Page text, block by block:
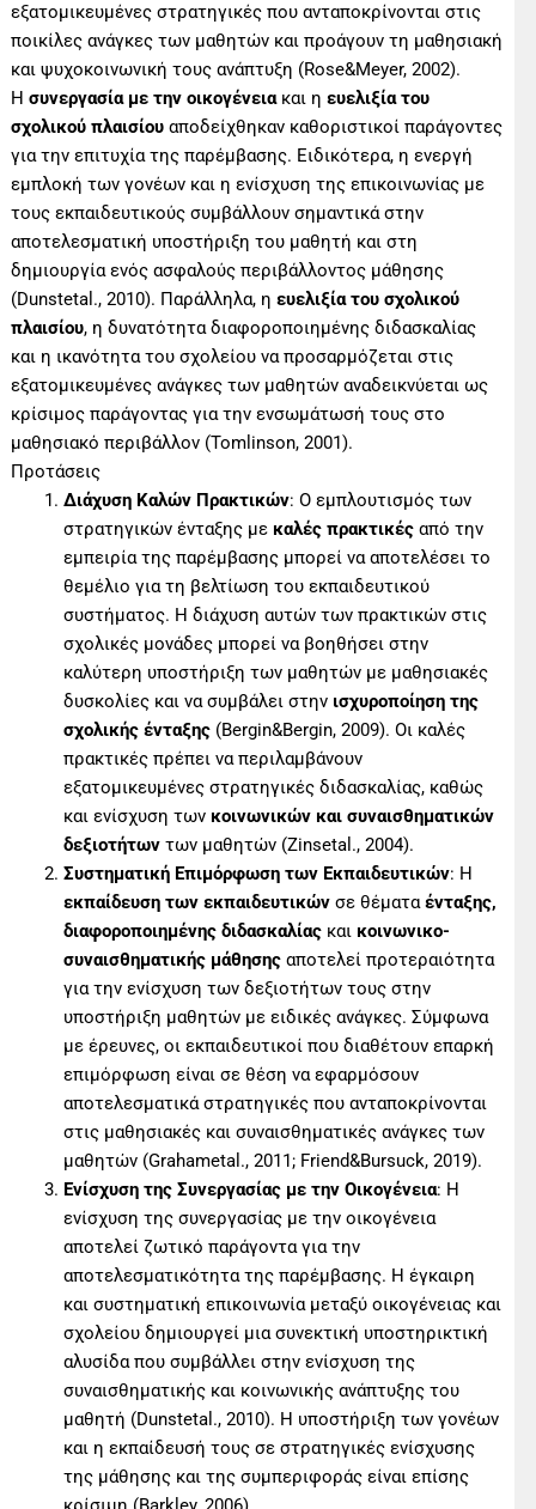
εξατομικευμένες στρατηγικές που ανταποκρίνονται στις
ποικίλες ανάγκες των μαθητών και προάγουν τη μαθησιακή
και ψυχοκοινωνική τους ανάπτυξη (Rose&Meyer, 2002).
Ησυνεργασία με την οικογένειακαι ηευελιξία του
σχολικού πλαισίου αποδείχθηκαν καθοριστικοί παράγοντες
για την επιτυχία της παρέμβασης. Ειδικότερα, η ενεργή
εμπλοκή των γονέων και η ενίσχυση της επικοινωνίας με
τους εκπαιδευτικούς συμβάλλουν σημαντικά στην
αποτελεσματική υποστήριξη του μαθητή και στη
δημιουργία ενός ασφαλούς περιβάλλοντος μάθησης
(Dunstetal., 2010). Παράλληλα, ηευελιξία του σχολικού
πλαισίου, η δυνατότητα διαφοροποιημένης διδασκαλίας
και η ικανότητα του σχολείου να προσαρμόζεται στις
εξατομικευμένες ανάγκες των μαθητών αναδεικνύεται ως
κρίσιμος παράγοντας για την ενσωμάτωσή τους στο
μαθησιακό περιβάλλον (Tomlinson, 2001).
Προτάσεις
Διάχυση Καλών Πρακτικών: Ο εμπλουτισμός των
στρατηγικών ένταξης με καλές πρακτικέςαπό την
εμπειρία της παρέμβασης μπορεί να αποτελέσει το
θεμέλιο για τη βελτίωση του εκπαιδευτικού
συστήματος. Η διάχυση αυτών των πρακτικών στις
σχολικές μονάδες μπορεί να βοηθήσει στην
καλύτερη υποστήριξη των μαθητών με μαθησιακές
δυσκολίες και να συμβάλει στην ισχυροποίηση της
σχολικής ένταξης(Bergin&Bergin, 2009). Οι καλές
πρακτικές πρέπει να περιλαμβάνουν
εξατομικευμένες στρατηγικές διδασκαλίας, καθώς
και ενίσχυση των κοινωνικών και συναισθηματικών
δεξιοτήτωντων μαθητών (Zinsetal., 2004).
Συστηματική Επιμόρφωση των Εκπαιδευτικών: Η
εκπαίδευση των εκπαιδευτικώνσε θέματαένταξης,
διαφοροποιημένης διδασκαλίαςκαι κοινωνικο-
συναισθηματικής μάθησηςαποτελεί προτεραιότητα
για την ενίσχυση των δεξιοτήτων τους στην
υποστήριξη μαθητών με ειδικές ανάγκες. Σύμφωνα
με έρευνες, οι εκπαιδευτικοί που διαθέτουν επαρκή
επιμόρφωση είναι σε θέση να εφαρμόσουν
αποτελεσματικά στρατηγικές που ανταποκρίνονται
στις μαθησιακές και συναισθηματικές ανάγκες των
μαθητών (Grahametal., 2011; Friend&Bursuck, 2019).
Ενίσχυση της Συνεργασίας με την Οικογένεια: Η
ενίσχυση της συνεργασίας με την οικογένεια
αποτελεί ζωτικό παράγοντα για την
αποτελεσματικότητα της παρέμβασης. Η έγκαιρη
και συστηματική επικοινωνία μεταξύ οικογένειας και
σχολείου δημιουργεί μια συνεκτική υποστηρικτική
αλυσίδα που συμβάλλει στην ενίσχυση της
συναισθηματικής και κοινωνικής ανάπτυξης του
μαθητή (Dunstetal., 2010). Η υποστήριξη των γονέων
και η εκπαίδευσή τους σε στρατηγικές ενίσχυσης
της μάθησης και της συμπεριφοράς είναι επίσης